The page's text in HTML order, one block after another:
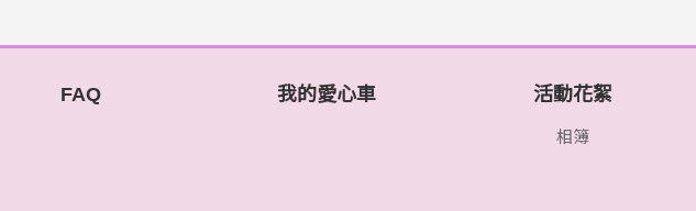
FAQ 我的愛心車 活動花絮
相簿